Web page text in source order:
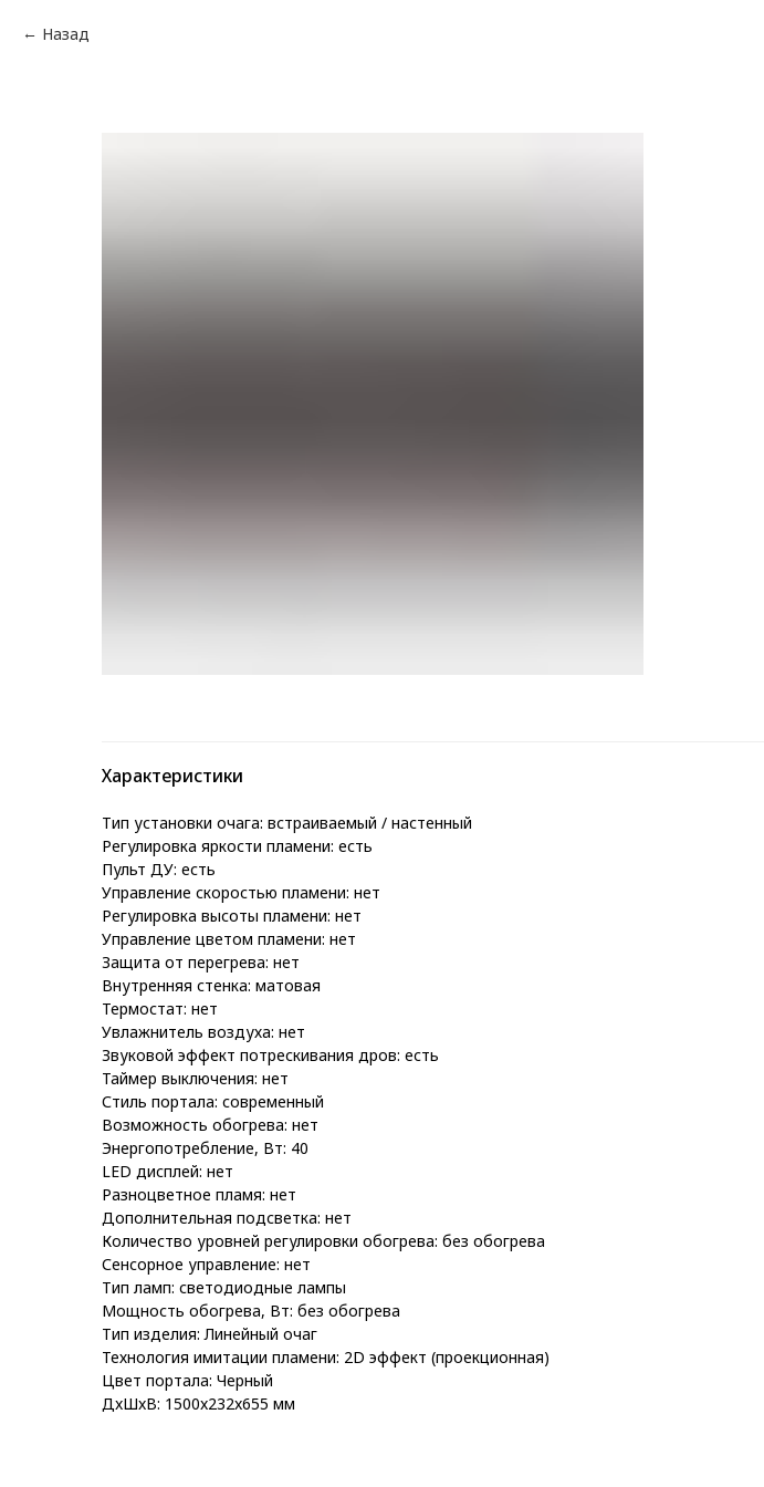
Назад
Характеристики
Тип установки очага: встраиваемый / настенный
Регулировка яркости пламени: есть
Пульт ДУ: есть
Управление скоростью пламени: нет
Регулировка высоты пламени: нет
Управление цветом пламени: нет
Защита от перегрева: нет
Внутренняя стенка: матовая
Термостат: нет
Увлажнитель воздуха: нет
Звуковой эффект потрескивания дров: есть
Таймер выключения: нет
Стиль портала: современный
Возможность обогрева: нет
Энергопотребление, Вт: 40
LED дисплей: нет
Разноцветное пламя: нет
Дополнительная подсветка: нет
Количество уровней регулировки обогрева: без обогрева
Сенсорное управление: нет
Тип ламп: светодиодные лампы
Мощность обогрева, Вт: без обогрева
Тип изделия: Линейный очаг
Технология имитации пламени: 2D эффект (проекционная)
Цвет портала: Черный
ДxШxВ: 1500x232x655 мм